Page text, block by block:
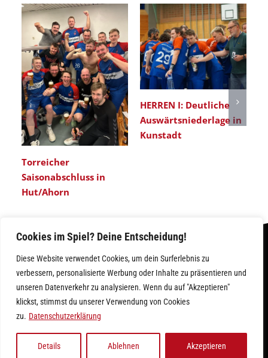
Cookies im Spiel? Deine Entscheidung!
Diese Website verwendet Cookies, um dein Surferlebnis zu
verbessern, personalisierte Werbung oder Inhalte zu präsentieren und
unseren Datenverkehr zu analysieren. Wenn du auf "Akzeptieren"
klickst, stimmst du unserer Verwendung von Cookies
zu. Datenschutzerklärung
Details Ablehnen Akzeptieren
Torreicher
Saisonabschluss in
Hut/Ahorn
HERREN I: Deutliche
Auswärtsniederlage in
Kunstadt
DATENSCHUTZ
FacebookInstagram